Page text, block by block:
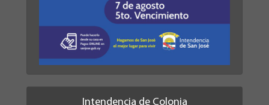
Intendencia de Colonia